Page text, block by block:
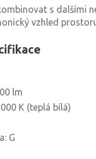
s dalšími
vzhled
lm
K (teplá bílá)
G